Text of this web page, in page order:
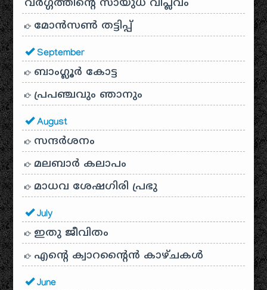
വർഗ്ഗത്തിന്റെ സായുധ വിപ്ലവം
മോൻസൺ തട്ടിപ്പ്
September
ബാംഗ്ലൂർ കോട്ട
പ്രപഞ്ചവും ഞാനും
August
സന്ദര്‍ശനം
മലബാർ കലാപം
മാധവ ശേഷഗിരി പ്രഭു
July
ഇതു ജീവിതം
എന്റെ ക്വാറന്റൈൻ കാഴ്ചകൾ
June